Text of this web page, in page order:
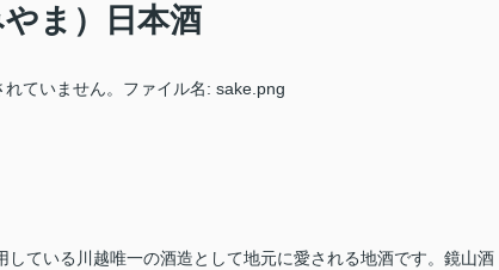
ま）日本酒
している川越唯一の酒造として地元に愛される地酒です。鏡山酒